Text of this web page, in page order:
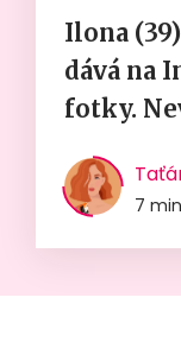
Ilona
dává na
fotky.
7